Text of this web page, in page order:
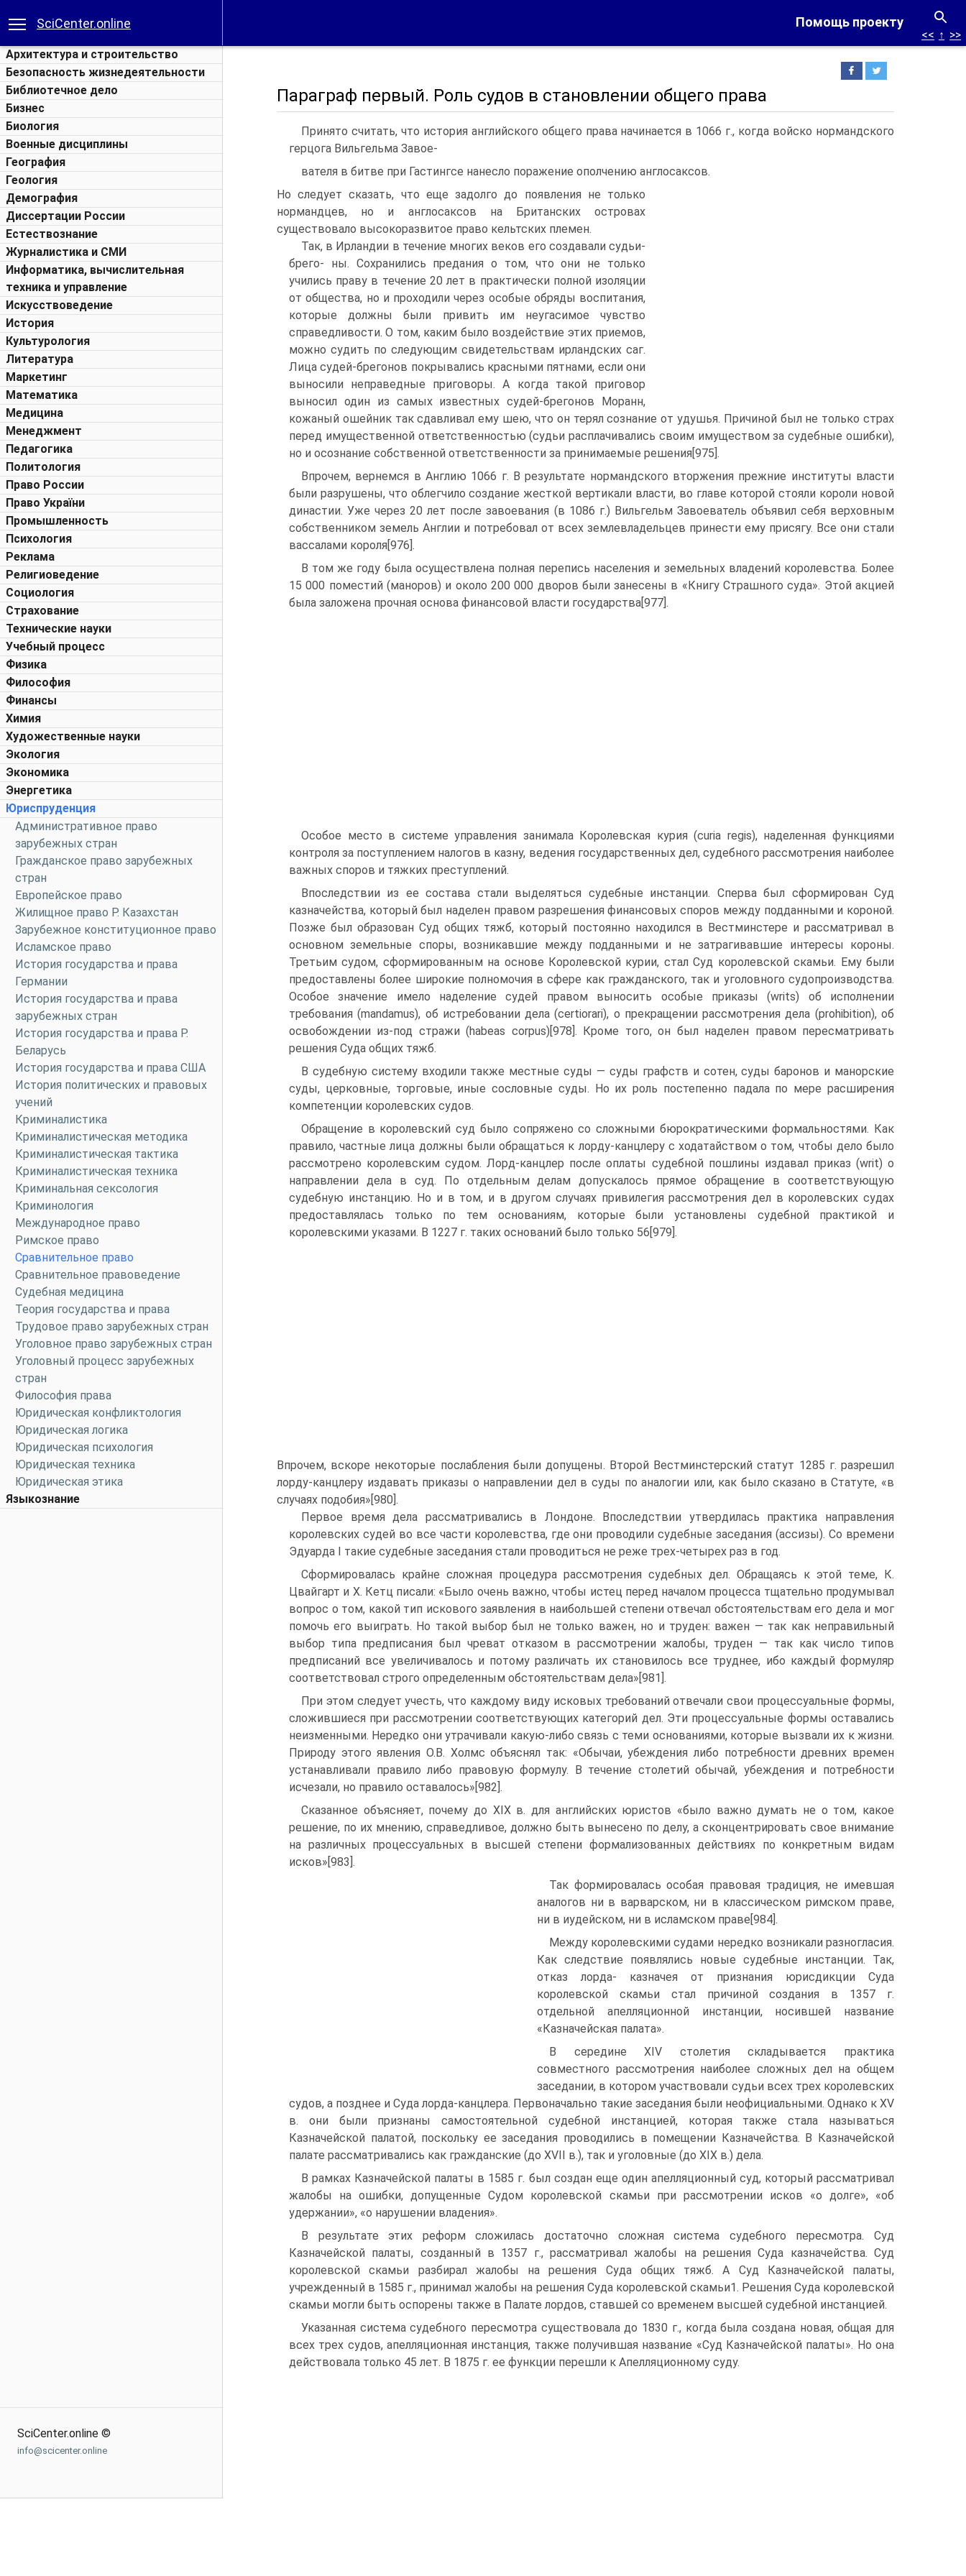
Помощь проекту
SciCenter.online
Архитектура и строительство
Безопасность жизнедеятельности
Библиотечное дело
Бизнес
Биология
Военные дисциплины
География
Геология
Демография
Диссертации России
Естествознание
Журналистика и СМИ
Информатика, вычислительная
техника и управление
Искусствоведение
История
Культурология
Литература
Маркетинг
Математика
Медицина
Менеджмент
Педагогика
Политология
Право России
Право України
Промышленность
Психология
Реклама
Религиоведение
Социология
Страхование
Технические науки
Учебный процесс
Физика
Философия
Финансы
Химия
Художественные науки
Экология
Экономика
Энергетика
Юриспруденция
Административное право
зарубежных стран
Гражданское право зарубежных
стран
Европейское право
Жилищное право Р. Казахстан
Зарубежное конституционное право
Исламское право
История государства и права
Германии
История государства и права
зарубежных стран
История государства и права Р.
Беларусь
История государства и права США
История политических и правовых
учений
Криминалистика
Криминалистическая методика
Криминалистическая тактика
Криминалистическая техника
Криминальная сексология
Криминология
Международное право
Римское право
Сравнительное право
Сравнительное правоведение
Судебная медицина
Теория государства и права
Трудовое право зарубежных стран
Уголовное право зарубежных стран
Уголовный процесс зарубежных
стран
Философия права
Юридическая конфликтология
Юридическая логика
Юридическая психология
Юридическая техника
Юридическая этика
Языкознание
SciCenter.online ©
info@scicenter.online
<< ↑ >>
Параграф первый. Роль судов в становлении общего права
Принято считать, что история английского общего права начинается в 1066 г., когда войско нормандского
герцога Вильгельма Завое-
вателя в битве при Гастингсе нанесло поражение ополчению англосаксов.
Но следует сказать, что еще задолго до появления не только
нормандцев, но и англосаксов на Британских островах
существовало высокоразвитое право кельтских племен.
Так, в Ирландии в течение многих веков его создавали судьи-
брего- ны. Сохранились предания о том, что они не только
учились праву в течение 20 лет в практически полной изоляции
от общества, но и проходили через особые обряды воспитания,
которые должны были привить им неугасимое чувство
справедливости. О том, каким было воздействие этих приемов,
можно судить по следующим свидетельствам ирландских саг.
Лица судей-брегонов покрывались красными пятнами, если они
выносили неправедные приговоры. А когда такой приговор
выносил один из самых известных судей-брегонов Моранн,
кожаный ошейник так сдавливал ему шею, что он терял сознание от удушья. Причиной был не только страх
перед имущественной ответственностью (судьи расплачивались своим имуществом за судебные ошибки),
но и осознание собственной ответственности за принимаемые решения[975].
Впрочем, вернемся в Англию 1066 г. В результате нормандского вторжения прежние институты власти
были разрушены, что облегчило создание жесткой вертикали власти, во главе которой стояли короли новой
династии. Уже через 20 лет после завоевания (в 1086 г.) Вильгельм Завоеватель объявил себя верховным
собственником земель Англии и потребовал от всех землевладельцев принести ему присягу. Все они стали
вассалами короля[976].
В том же году была осуществлена полная перепись населения и земельных владений королевства. Более
15 000 поместий (маноров) и около 200 000 дворов были занесены в «Книгу Страшного суда». Этой акцией
была заложена прочная основа финансовой власти государства[977].
Особое место в системе управления занимала Королевская курия (curia regis), наделенная функциями
контроля за поступлением налогов в казну, ведения государственных дел, судебного рассмотрения наиболее
важных споров и тяжких преступлений.
Впоследствии из ее состава стали выделяться судебные инстанции. Сперва был сформирован Суд
казначейства, который был наделен правом разрешения финансовых споров между подданными и короной.
Позже был образован Суд общих тяжб, который постоянно находился в Вестминстере и рассматривал в
основном земельные споры, возникавшие между подданными и не затрагивавшие интересы короны.
Третьим судом, сформированным на основе Королевской курии, стал Суд королевской скамьи. Ему были
предоставлены более широкие полномочия в сфере как гражданского, так и уголовного судопроизводства.
Особое значение имело наделение судей правом выносить особые приказы (writs) об исполнении
требования (mandamus), об истребовании дела (certiorari), о прекращении рассмотрения дела (prohibition), об
освобождении из-под стражи (habeas corpus)[978]. Кроме того, он был наделен правом пересматривать
решения Суда общих тяжб.
В судебную систему входили также местные суды — суды графств и сотен, суды баронов и манорские
суды, церковные, торговые, иные сословные суды. Но их роль постепенно падала по мере расширения
компетенции королевских судов.
Обращение в королевский суд было сопряжено со сложными бюрократическими формальностями. Как
правило, частные лица должны были обращаться к лорду-канцлеру с ходатайством о том, чтобы дело было
рассмотрено королевским судом. Лорд-канцлер после оплаты судебной пошлины издавал приказ (writ) о
направлении дела в суд. По отдельным делам допускалось прямое обращение в соответствующую
судебную инстанцию. Но и в том, и в другом случаях привилегия рассмотрения дел в королевских судах
предоставлялась только по тем основаниям, которые были установлены судебной практикой и
королевскими указами. В 1227 г. таких оснований было только 56[979].
Впрочем, вскоре некоторые послабления были допущены. Второй Вестминстерский статут 1285 г. разрешил
лорду-канцлеру издавать приказы о направлении дел в суды по аналогии или, как было сказано в Статуте, «в
случаях подобия»[980].
Первое время дела рассматривались в Лондоне. Впоследствии утвердилась практика направления
королевских судей во все части королевства, где они проводили судебные заседания (ассизы). Со времени
Эдуарда I такие судебные заседания стали проводиться не реже трех-четырех раз в год.
Сформировалась крайне сложная процедура рассмотрения судебных дел. Обращаясь к этой теме, К.
Цвайгарт и Х. Кетц писали: «Было очень важно, чтобы истец перед началом процесса тщательно продумывал
вопрос о том, какой тип искового заявления в наибольшей степени отвечал обстоятельствам его дела и мог
помочь его выиграть. Но такой выбор был не только важен, но и труден: важен — так как неправильный
выбор типа предписания был чреват отказом в рассмотрении жалобы, труден — так как число типов
предписаний все увеличивалось и потому различать их становилось все труднее, ибо каждый формуляр
соответствовал строго определенным обстоятельствам дела»[981].
При этом следует учесть, что каждому виду исковых требований отвечали свои процессуальные формы,
сложившиеся при рассмотрении соответствующих категорий дел. Эти процессуальные формы оставались
неизменными. Нередко они утрачивали какую-либо связь с теми основаниями, которые вызвали их к жизни.
Природу этого явления О.В. Холмс объяснял так: «Обычаи, убеждения либо потребности древних времен
устанавливали правило либо правовую формулу. В течение столетий обычай, убеждения и потребности
исчезали, но правило оставалось»[982].
Сказанное объясняет, почему до XIX в. для английских юристов «было важно думать не о том, какое
решение, по их мнению, справедливое, должно быть вынесено по делу, а сконцентрировать свое внимание
на различных процессуальных в высшей степени формализованных действиях по конкретным видам
исков»[983].
Так формировалась особая правовая традиция, не имевшая
аналогов ни в варварском, ни в классическом римском праве,
ни в иудейском, ни в исламском праве[984].
Между королевскими судами нередко возникали разногласия.
Как следствие появлялись новые судебные инстанции. Так,
отказ лорда- казначея от признания юрисдикции Суда
королевской скамьи стал причиной создания в 1357 г.
отдельной апелляционной инстанции, носившей название
«Казначейская палата».
В середине XIV столетия складывается практика
совместного рассмотрения наиболее сложных дел на общем
заседании, в котором участвовали судьи всех трех королевских
судов, а позднее и Суда лорда-канцлера. Первоначально такие заседания были неофициальными. Однако к XV
в. они были признаны самостоятельной судебной инстанцией, которая также стала называться
Казначейской палатой, поскольку ее заседания проводились в помещении Казначейства. В Казначейской
палате рассматривались как гражданские (до XVII в.), так и уголовные (до XIX в.) дела.
В рамках Казначейской палаты в 1585 г. был создан еще один апелляционный суд, который рассматривал
жалобы на ошибки, допущенные Судом королевской скамьи при рассмотрении исков «о долге», «об
удержании», «о нарушении владения».
В результате этих реформ сложилась достаточно сложная система судебного пересмотра. Суд
Казначейской палаты, созданный в 1357 г., рассматривал жалобы на решения Суда казначейства. Суд
королевской скамьи разбирал жалобы на решения Суда общих тяжб. А Суд Казначейской палаты,
учрежденный в 1585 г., принимал жалобы на решения Суда королевской скамьи1. Решения Суда королевской
скамьи могли быть оспорены также в Палате лордов, ставшей со временем высшей судебной инстанцией.
Указанная система судебного пересмотра существовала до 1830 г., когда была создана новая, общая для
всех трех судов, апелляционная инстанция, также получившая название «Суд Казначейской палаты». Но она
действовала только 45 лет. В 1875 г. ее функции перешли к Апелляционному суду.